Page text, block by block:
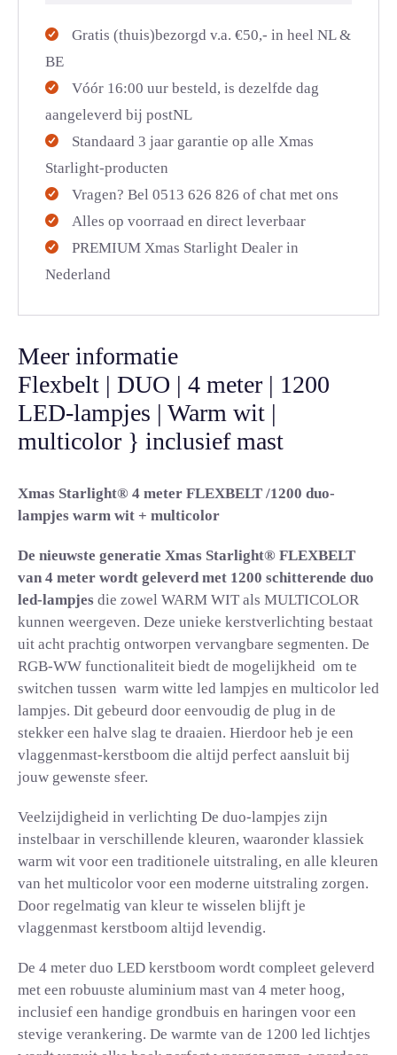
Gratis (thuis)bezorgd v.a. €50,- in heel NL &
BE
Vóór 16:00 uur besteld, is dezelfde dag
aangeleverd bij postNL
Standaard 3 jaar garantie op alle Xmas
Starlight-producten
Vragen? Bel 0513 626 826 of chat met ons
Alles op voorraad en direct leverbaar
PREMIUM Xmas Starlight Dealer in
Nederland
Meer informatie
Flexbelt | DUO | 4 meter | 1200
LED-lampjes | Warm wit |
multicolor } inclusief mast
Xmas Starlight® 4 meter FLEXBELT /1200 duo-
lampjes warm wit + multicolor
De nieuwste generatie Xmas Starlight® FLEXBELT
van 4 meter wordt geleverd met 1200 schitterende duo
led-lampjes die zowel WARM WIT als MULTICOLOR
kunnen weergeven. Deze unieke kerstverlichting bestaat
uit acht prachtig ontworpen vervangbare segmenten. De
RGB-WW functionaliteit biedt de mogelijkheid om te
switchen tussen warm witte led lampjes en multicolor led
lampjes. Dit gebeurd door eenvoudig de plug in de
stekker een halve slag te draaien. Hierdoor heb je een
vlaggenmast-kerstboom die altijd perfect aansluit bij
jouw gewenste sfeer.
Veelzijdigheid in verlichting De duo-lampjes zijn
instelbaar in verschillende kleuren, waaronder klassiek
warm wit voor een traditionele uitstraling, en alle kleuren
van het multicolor voor een moderne uitstraling zorgen.
Door regelmatig van kleur te wisselen blijft je
vlaggenmast kerstboom altijd levendig.
De 4 meter duo LED kerstboom wordt compleet geleverd
met een robuuste aluminium mast van 4 meter hoog,
inclusief een handige grondbuis en haringen voor een
stevige verankering. De warmte van de 1200 led lichtjes